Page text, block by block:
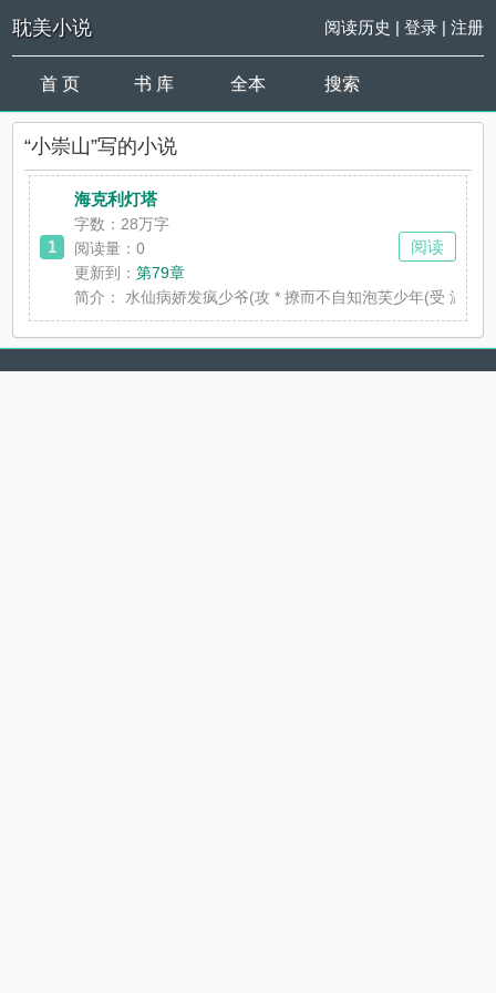
耽美小说 阅读历史 | 登录| 注册
首 页 书 库 全本 搜索
“小崇山”写的小说
1
海克利灯塔
字数：28万字
阅读量：0
更新到：第79章
简介：
水仙病娇发疯少爷(攻 * 撩而不自知泡芙少年(受 温德
阅读